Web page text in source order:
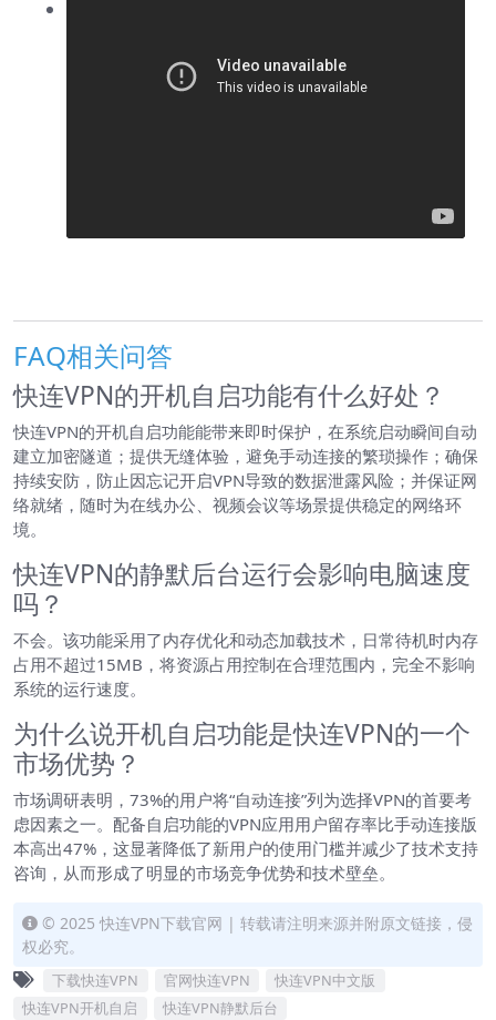
FAQ相关问答
快连VPN的开机自启功能有什么好处？
快连VPN的开机自启功能能带来即时保护，在系统启动瞬间自动
建立加密隧道；提供无缝体验，避免手动连接的繁琐操作；确保
持续安防，防止因忘记开启VPN导致的数据泄露风险；并保证网
络就绪，随时为在线办公、视频会议等场景提供稳定的网络环
境。
快连VPN的静默后台运行会影响电脑速度
吗？
不会。该功能采用了内存优化和动态加载技术，日常待机时内存
占用不超过15MB，将资源占用控制在合理范围内，完全不影响
系统的运行速度。
为什么说开机自启功能是快连VPN的一个
市场优势？
市场调研表明，73%的用户将“自动连接”列为选择VPN的首要考
虑因素之一。配备自启功能的VPN应用用户留存率比手动连接版
本高出47%，这显著降低了新用户的使用门槛并减少了技术支持
咨询，从而形成了明显的市场竞争优势和技术壁垒。
© 2025 快连VPN下载官网 | 转载请注明来源并附原文链接，侵
权必究。
下载快连VPN 官网快连VPN
快连VPN中文版
快连VPN开机自启
快连VPN静默后台